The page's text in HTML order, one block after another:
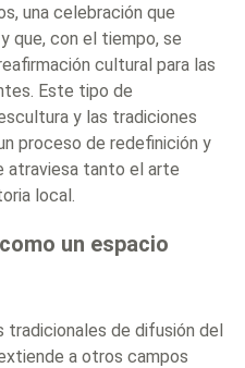
una celebración que
que, con el tiempo, se
cultural para las
Este tipo de
y las tradiciones
proceso de redefinición y
atraviesa tanto el arte
local.
un espacio
tradicionales de difusión del
a otros campos